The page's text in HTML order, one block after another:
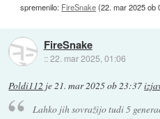
spremenilo: FireSnake(22. mar 2025 ob
FireSnake
::22. mar 2025, 01:06
Poldi112 je21. mar 2025 ob 23:37
Lahko jih sovražijo tudi 5